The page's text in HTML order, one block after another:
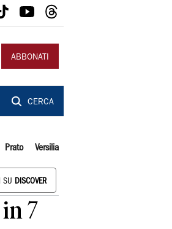
ABBONATI
CERCA
Prato Versilia
SU DISCOVER
7